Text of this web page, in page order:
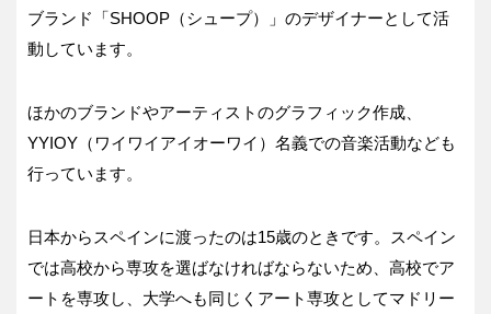
ブランド「SHOOP（シュープ）」のデザイナーとして活
動しています。
ほかのブランドやアーティストのグラフィック作成、
YYIOY（ワイワイアイオーワイ）名義での音楽活動なども
行っています。
日本からスペインに渡ったのは15歳のときです。スペイン
では高校から専攻を選ばなければならないため、高校でア
ートを専攻し、大学へも同じくアート専攻としてマドリー